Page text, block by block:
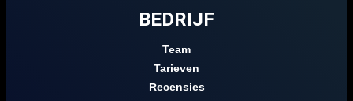
BEDRIJF
Team
Tarieven
Recensies